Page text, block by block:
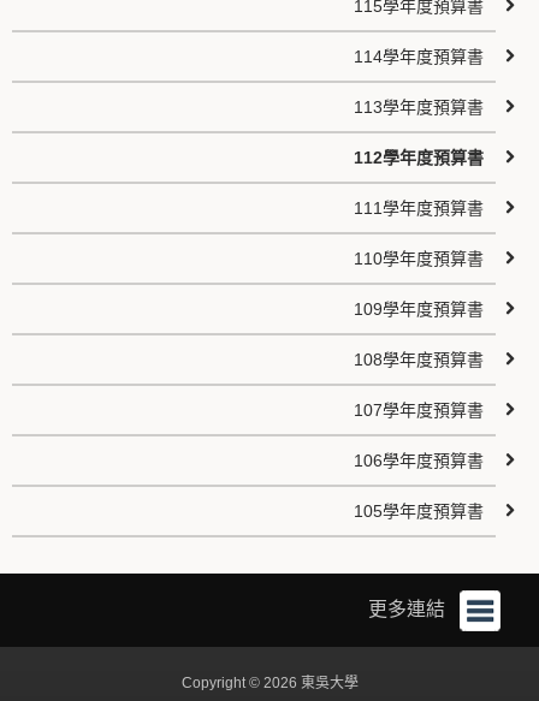
115學年度預算書
114學年度預算書
113學年度預算書
112學年度預算書
111學年度預算書
110學年度預算書
109學年度預算書
108學年度預算書
107學年度預算書
106學年度預算書
105學年度預算書
更多連結
Copyright © 2026 東吳大學